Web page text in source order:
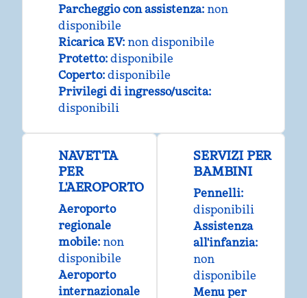
Parcheggio con assistenza: non
disponibile
Ricarica EV: non disponibile
Protetto: disponibile
Coperto: disponibile
Privilegi di ingresso/uscita:
disponibili
NAVETTA
PER
L'AEROPORTO
Aeroporto
regionale
mobile: non
disponibile
Aeroporto
internazionale
SERVIZI PER
BAMBINI
Pennelli:
disponibili
Assistenza
all'infanzia:
non
disponibile
Menu per